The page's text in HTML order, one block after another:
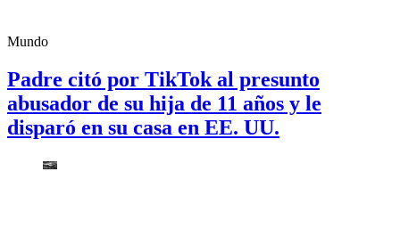
Mundo
Padre citó por TikTok al presunto
abusador de su hija de 11 años y le
disparó en su casa en EE. UU.